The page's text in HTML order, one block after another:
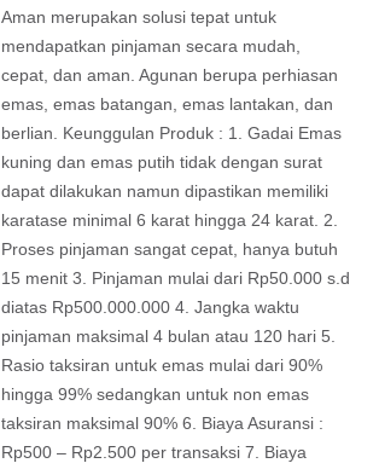
Aman merupakan solusi tepat untuk
mendapatkan pinjaman secara mudah,
cepat, dan aman. Agunan berupa perhiasan
emas, emas batangan, emas lantakan, dan
berlian. Keunggulan Produk : 1. Gadai Emas
kuning dan emas putih tidak dengan surat
dapat dilakukan namun dipastikan memiliki
karatase minimal 6 karat hingga 24 karat. 2.
Proses pinjaman sangat cepat, hanya butuh
15 menit 3. Pinjaman mulai dari Rp50.000 s.d
diatas Rp500.000.000 4. Jangka waktu
pinjaman maksimal 4 bulan atau 120 hari 5.
Rasio taksiran untuk emas mulai dari 90%
hingga 99% sedangkan untuk non emas
taksiran maksimal 90% 6. Biaya Asuransi :
Rp500 – Rp2.500 per transaksi 7. Biaya